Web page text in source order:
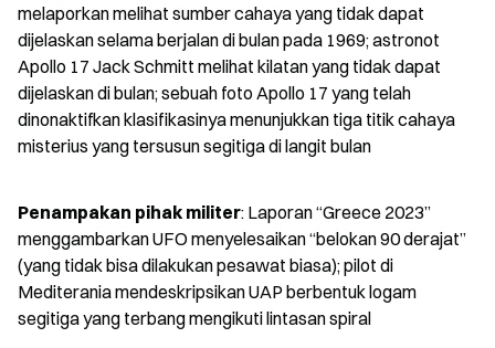
melaporkan melihat sumber cahaya yang tidak dapat
dijelaskan selama berjalan di bulan pada 1969; astronot
Apollo 17 Jack Schmitt melihat kilatan yang tidak dapat
dijelaskan di bulan; sebuah foto Apollo 17 yang telah
dinonaktifkan klasifikasinya menunjukkan tiga titik cahaya
misterius yang tersusun segitiga di langit bulan
Penampakan pihak militer: Laporan “Greece 2023”
menggambarkan UFO menyelesaikan “belokan 90 derajat”
(yang tidak bisa dilakukan pesawat biasa); pilot di
Mediterania mendeskripsikan UAP berbentuk logam
segitiga yang terbang mengikuti lintasan spiral